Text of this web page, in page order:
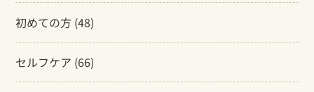
初めての方 (48)
セルフケア (66)